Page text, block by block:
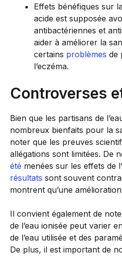
Effets bénéfiques sur
acide est supposée
antibactériennes et
aider à améliorer la
certains problèmes de
l’eczéma.
Controverses
Bien que les partisans de
nombreux bienfaits pour la
noter que les preuves
allégations sont limitées. De
été menées sur les effets de
résultats sont souvent
montrent qu’une
Il convient également de
de l’eau ionisée peut varier
de l’eau utilisée et des
De plus, il est important de